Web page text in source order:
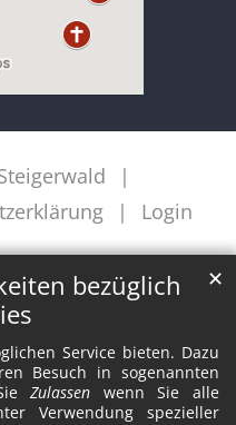
bezüglich
Service bieten. Dazu
Besuch in sogenannten
Zulassen wenn Sie alle
Verwendung spezieller
✕
Login